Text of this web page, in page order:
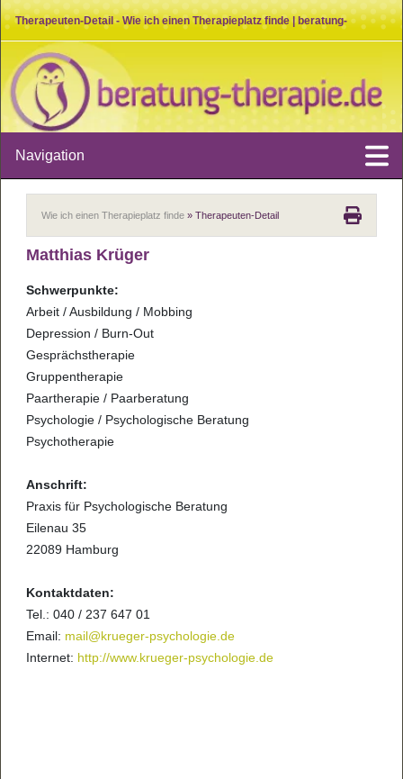
Therapeuten-Detail - Wie ich einen Therapieplatz finde | beratung-
therapie.de
Navigation
Wie ich einen Therapieplatz finde » Therapeuten-Detail
Matthias Krüger
Schwerpunkte:
Arbeit / Ausbildung / Mobbing
Depression / Burn-Out
Gesprächstherapie
Gruppentherapie
Paartherapie / Paarberatung
Psychologie / Psychologische Beratung
Psychotherapie
Anschrift:
Praxis für Psychologische Beratung
Eilenau 35
22089 Hamburg
Kontaktdaten:
Tel.: 040 / 237 647 01
Email: mail@krueger-psychologie.de
Internet: http://www.krueger-psychologie.de